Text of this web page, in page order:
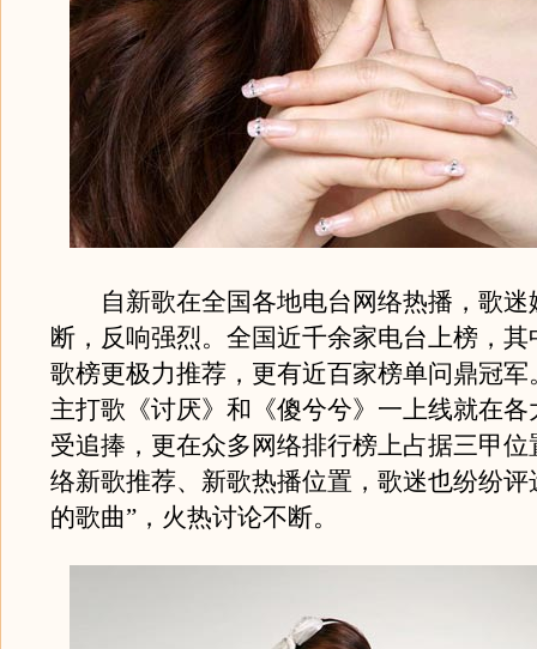
自新歌在全国各地电台网络热播，歌迷
断，反响强烈。全国近千余家电台上榜，
歌榜更极力推荐，更有近百家榜单问鼎冠军
主打歌《讨厌》和《傻兮兮》一上线就在各
受追捧，更在众多网络排行榜上占据三甲位
络新歌推荐、新歌热播位置，歌迷也纷纷评
的歌曲”，火热讨论不断。